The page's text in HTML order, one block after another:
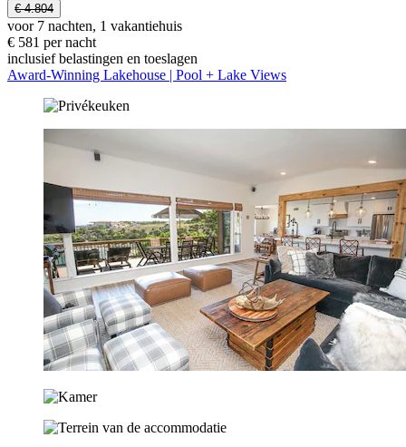
€ 4.804
voor 7 nachten, 1 vakantiehuis
€ 581 per nacht
inclusief belastingen en toeslagen
Award-Winning Lakehouse | Pool + Lake Views